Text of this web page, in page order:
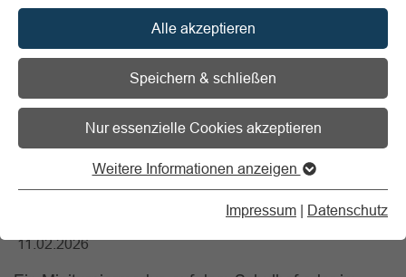
Alle akzeptieren
Speichern & schließen
Nur essenzielle Cookies akzeptieren
Weitere Informationen anzeigen
Impressum | Datenschutz
Balance / Mitgestaltung/Kreativität und Mitbestimmung /
Turnier/Wettkampf
Battle 4!
11.02.2026